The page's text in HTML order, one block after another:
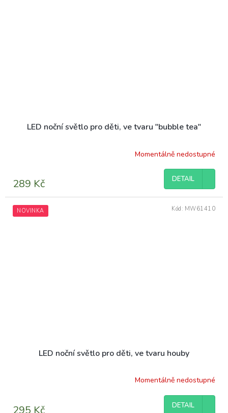
LED noční světlo pro děti, ve tvaru "bubble tea"
Momentálně nedostupné
289 Kč DETAIL
NOVINKA
LED noční světlo pro děti, ve tvaru houby
Momentálně nedostupné
295 Kč DETAIL
Kód: MW61410